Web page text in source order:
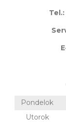
Tel.:
Pondelok
Utorok